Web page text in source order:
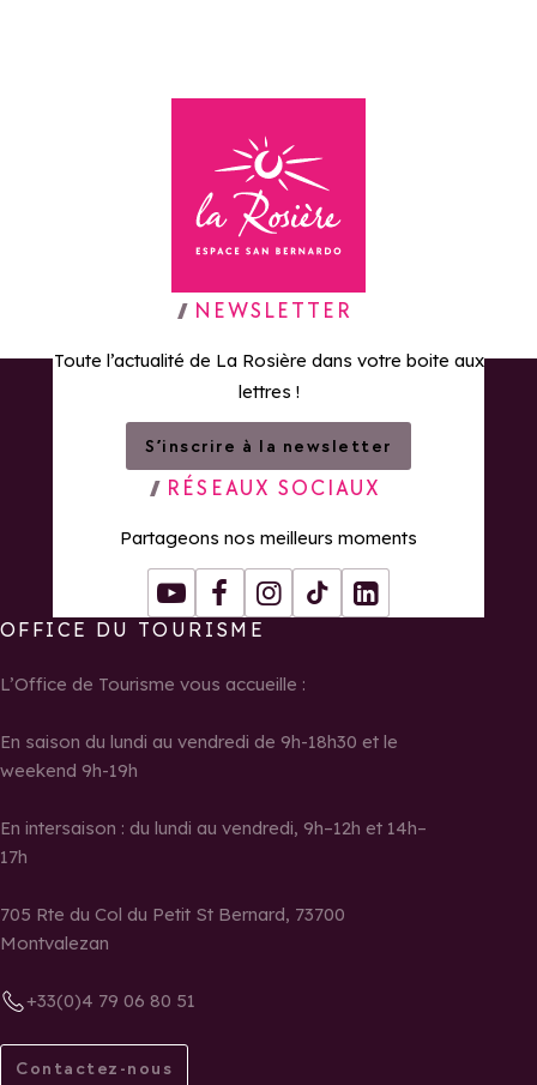
Retour à la page d'accueil
NEWSLETTER
Toute l’actualité de La Rosière dans votre boite aux
lettres !
S’inscrire à la newsletter
RÉSEAUX SOCIAUX
Partageons nos meilleurs moments
YoutubeFacebookInstagram
Tiktok LinkedIn
OFFICE DU TOURISME
L’Office de Tourisme vous accueille :
En saison du lundi au vendredi de 9h-18h30 et le
weekend 9h-19h
En intersaison : du lundi au vendredi, 9h–12h et 14h–
17h
705 Rte du Col du Petit St Bernard, 73700
Montvalezan
+33(0)4 79 06 80 51
Contactez-nous